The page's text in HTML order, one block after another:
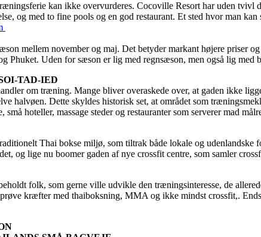
kan ikke overvurderes. Cocoville Resort har uden
og med to fine pools og en god restaurant. Et sted hvor man
mellem november og maj. Det betyder markant højere priser
Phuket. Uden for sæson er lig med regnsæson, men også lig med
TAD-IED
om træning. Mange bliver overaskede over, at gaden ikke
halvøen. Dette skyldes historisk set, at området som
hoteller, massage steder og restauranter som serverer mad
Thai bokse miljø, som tiltrak både lokale og
og lige nu boomer gaden af nye crossfit centre, som samler
folk, som gerne ville udvikle den træningsinteresse, de
kræfter med thaiboksning, MMA og ikke mindst crossfit,.